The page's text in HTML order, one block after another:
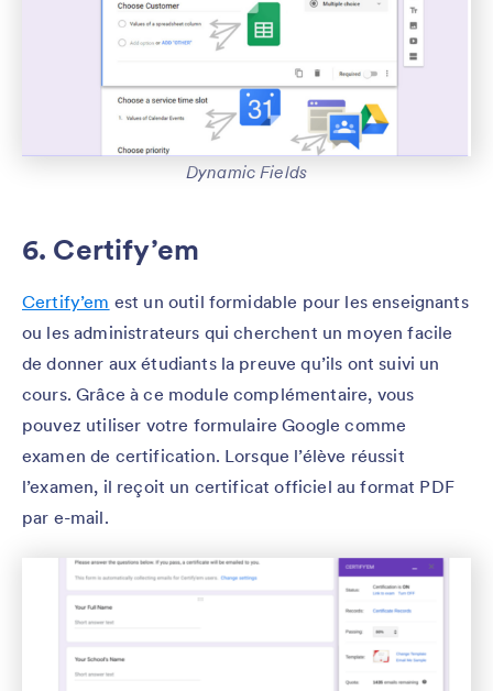
Dynamic Fields
6. Certify’em
Certify’em est un outil formidable pour les enseignants
ou les administrateurs qui cherchent un moyen facile
de donner aux étudiants la preuve qu’ils ont suivi un
cours. Grâce à ce module complémentaire, vous
pouvez utiliser votre formulaire Google comme
examen de certification. Lorsque l’élève réussit
l’examen, il reçoit un certificat officiel au format PDF
par e-mail.